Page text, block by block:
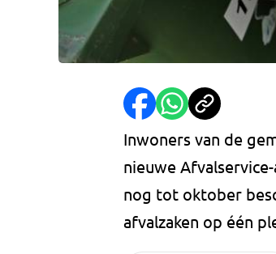
Inwoners van de
nieuwe
nog tot oktober
afvalzaken op één